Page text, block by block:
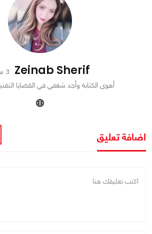
Zeinab Sherif 3 متابع
أهوى الكتابة وأجد شغفي في القضايا
اضافة تعليق